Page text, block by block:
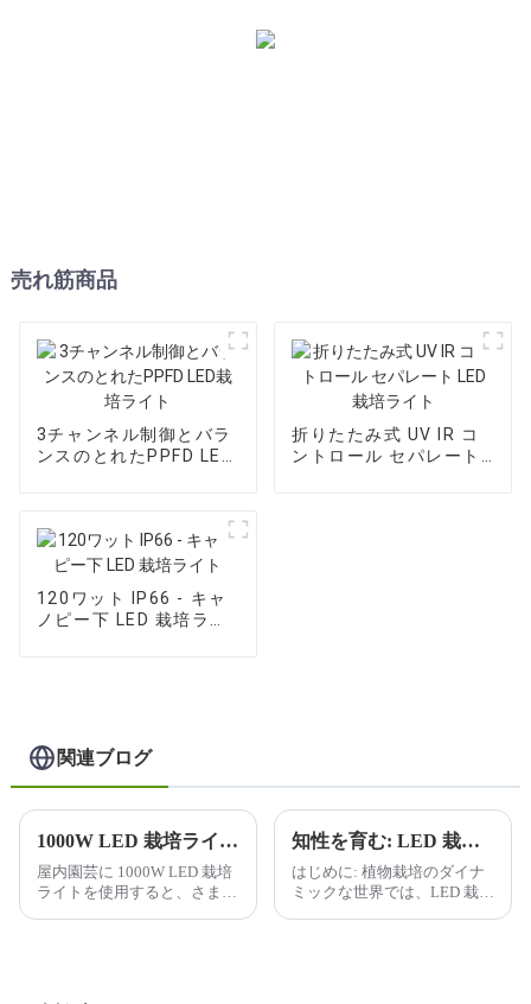
売れ筋商品
3チャンネル制御とバラ
ンスのとれたPPFD LED
折りたたみ式 UV IR コ
ントロール セパレート
120ワット IP66 - キャ
ノピー下 LED 栽培ライ
関連ブログ
1000W LED 栽培ライトを使用すると、屋内ガーデニングにどのような利点がありますか?
屋内園芸に 1000W LED 栽培
ライトを使用すると、さまざ
知性を育む: LED 栽培ライトで未来を照らす
はじめに: 植物栽培のダイナ
ミックな世界では、LED 栽培